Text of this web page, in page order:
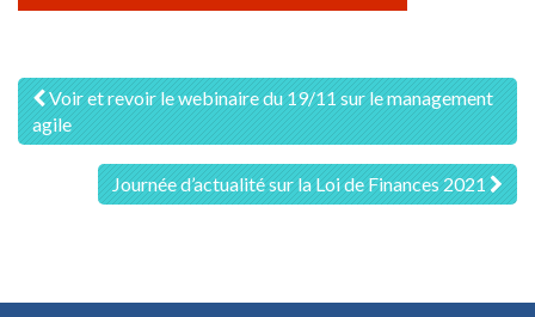
Navigation
des
articles
Voir et revoir le webinaire du 19/11 sur le management
agile
Journée d’actualité sur la Loi de Finances 2021